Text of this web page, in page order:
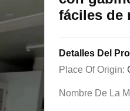
fáciles de
Detalles Del
Place Of Origin:
Nombre De La